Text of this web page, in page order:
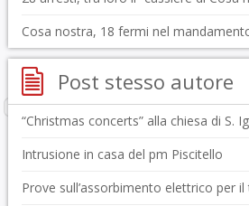
Cosa nostra, 18 fermi nel
Post stesso autore
“Christmas concerts” alla chiesa di S.
Intrusione in casa del pm Piscitello
Prove sull’assorbimento elettrico per il